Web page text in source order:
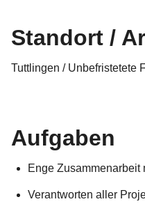
Standort /
Tuttlingen / Unbefristetete
Aufgaben
Enge Zusammenarbeit
Verantworten aller